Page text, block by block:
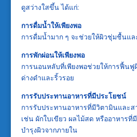
ดูสว่างใสขึ้น ได้แก่:
การดื่มน้ำให้เพียงพอ
การดื่มน้ำมาก ๆ จะช่วยให้ผิวชุ่มชื้นแล
การพักผ่อนให้เพียงพอ
การนอนหลับที่เพียงพอช่วยให้การฟื้นฟู
ด่างดำและริ้วรอย
การรับประทานอาหารที่มีประโยชน์
การรับประทานอาหารที่มีวิตามินและ
เช่น ผักใบเขียว ผลไม้สด หรืออาหารที่
บำรุงผิวจากภายใน